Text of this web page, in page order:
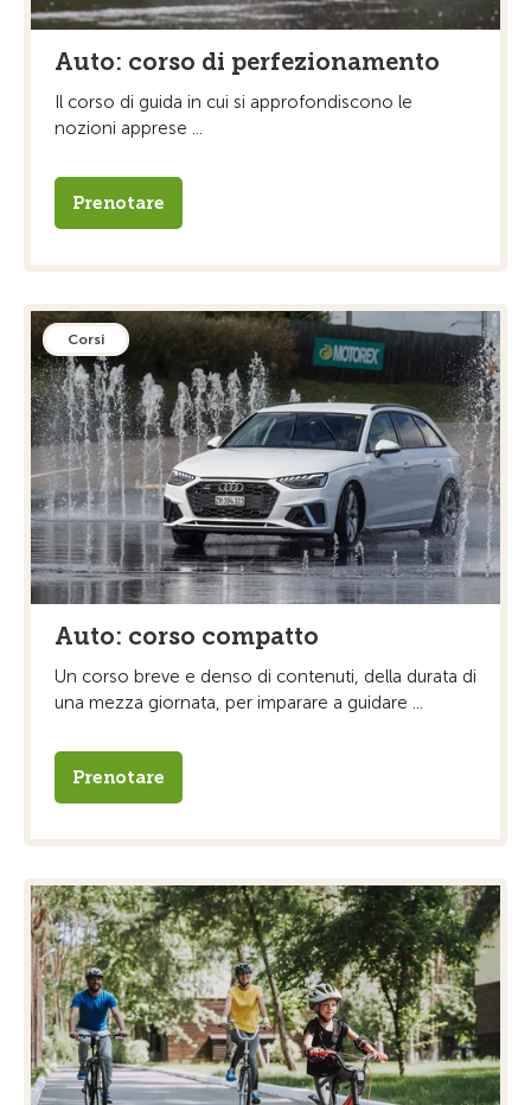
Auto: corso di perfezionamento
Il corso di guida in cui si approfondiscono le
nozioni apprese ...
Prenotare
Corsi
Auto: corso compatto
Un corso breve e denso di contenuti, della durata di
una mezza giornata, per imparare a guidare ...
Prenotare